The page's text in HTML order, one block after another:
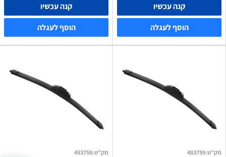
קנה עכשיו
הוסף לעגלה
קנה עכשיו
הוסף לעגלה
מק"ט:
483759 מק"ט:
483758